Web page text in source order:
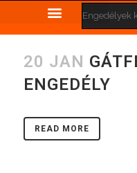
20 JAN
ENGEDÉLY
READ MORE